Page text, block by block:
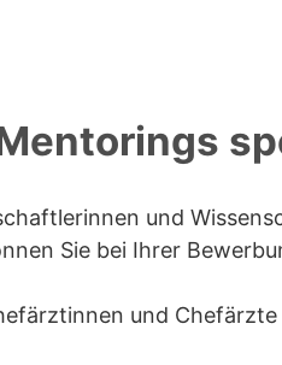
und
Sie bei Ihrer
und